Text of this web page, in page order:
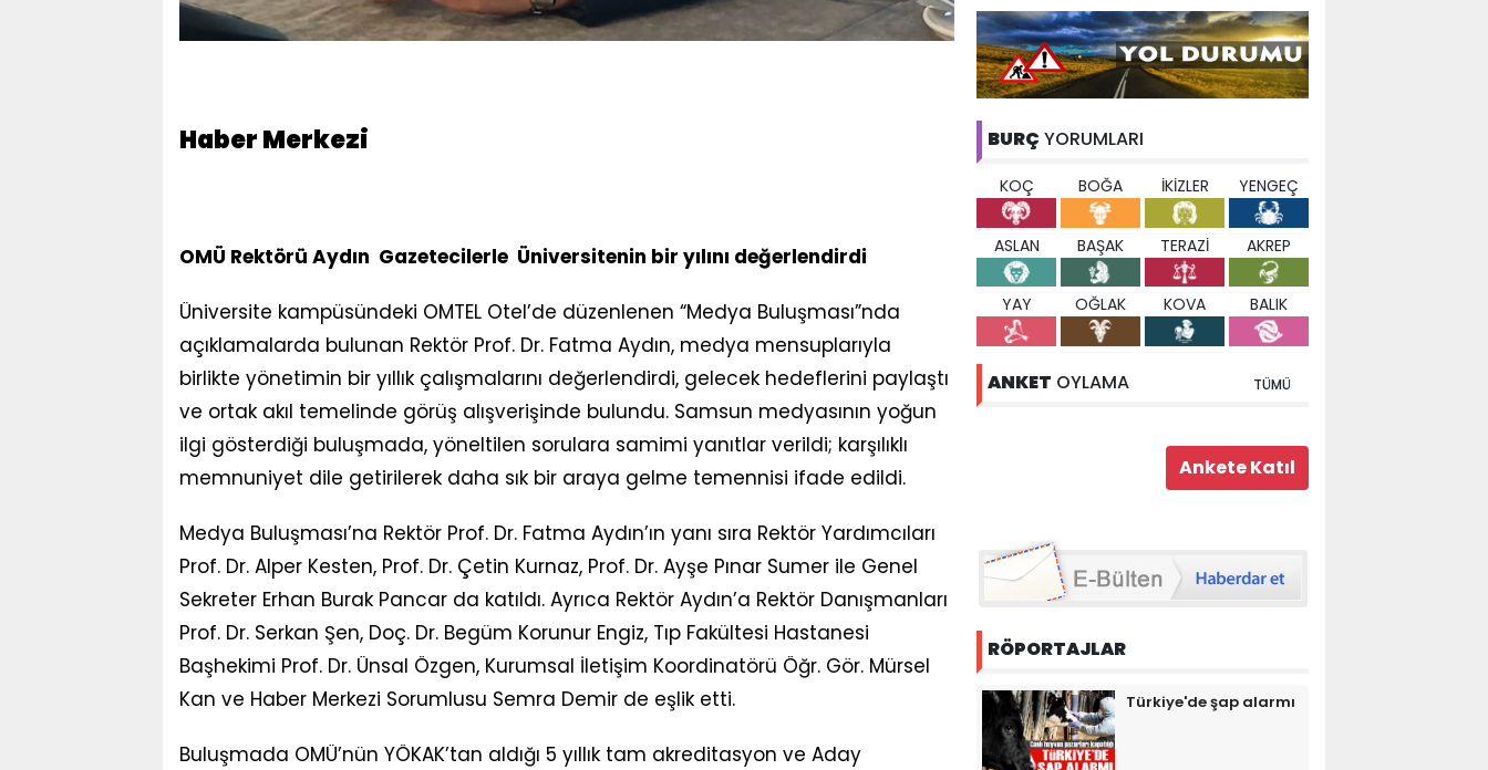
Haber Merkezi
OMÜ Rektörü Aydın Gazetecilerle Üniversitenin bir yılını değerlendirdi
Üniversite kampüsündeki OMTEL Otel’de düzenlenen “Medya Buluşması”nda
açıklamalarda bulunan Rektör Prof. Dr. Fatma Aydın, medya mensuplarıyla
birlikte yönetimin bir yıllık çalışmalarını değerlendirdi, gelecek hedeflerini paylaştı
ve ortak akıl temelinde görüş alışverişinde bulundu. Samsun medyasının yoğun
ilgi gösterdiği buluşmada, yöneltilen sorulara samimi yanıtlar verildi; karşılıklı
memnuniyet dile getirilerek daha sık bir araya gelme temennisi ifade edildi.
Medya Buluşması’na Rektör Prof. Dr. Fatma Aydın’ın yanı sıra Rektör Yardımcıları
Prof. Dr. Alper Kesten, Prof. Dr. Çetin Kurnaz, Prof. Dr. Ayşe Pınar Sumer ile Genel
Sekreter Erhan Burak Pancar da katıldı. Ayrıca Rektör Aydın’a Rektör Danışmanları
Prof. Dr. Serkan Şen, Doç. Dr. Begüm Korunur Engiz, Tıp Fakültesi Hastanesi
Başhekimi Prof. Dr. Ünsal Özgen, Kurumsal İletişim Koordinatörü Öğr. Gör. Mürsel
Kan ve Haber Merkezi Sorumlusu Semra Demir de eşlik etti.
Buluşmada OMÜ’nün YÖKAK’tan aldığı 5 yıllık tam akreditasyon ve Aday
BURÇ YORUMLARI
KOÇ BOĞA İKİZLER YENGEÇ
ASLAN BAŞAK TERAZİ AKREP
YAY OĞLAK KOVA BALIK
ANKET OYLAMA TÜMÜ
RÖPORTAJLAR
Türkiye'de şap alarmı